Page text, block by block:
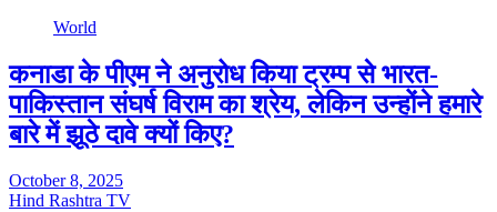
World
कनाडा के पीएम ने अनुरोध किया ट्रम्प से भारत-
पाकिस्तान संघर्ष विराम का श्रेय, लेकिन उन्होंने हमारे
बारे में झूठे दावे क्यों किए?
October 8, 2025
Hind Rashtra TV